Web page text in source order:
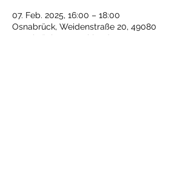
07. Feb. 2025, 16:00 – 18:00
Osnabrück, Weidenstraße 20, 49080
Osnabrück, Deutschland